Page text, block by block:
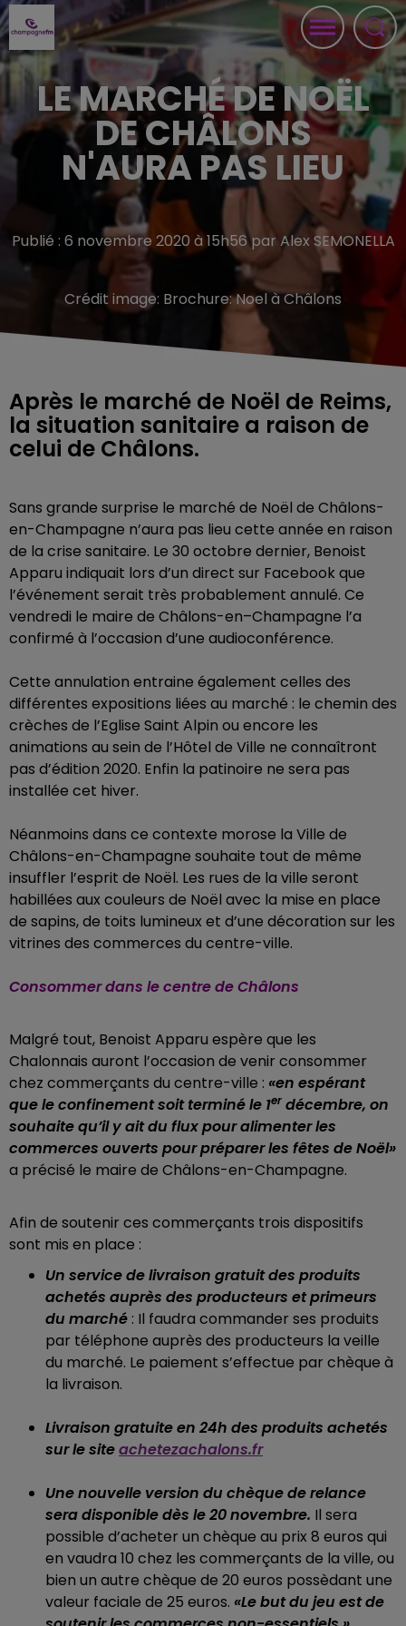
LE MARCHÉ DE NOËL
DE CHÂLONS
N'AURA PAS LIEU
Publié : 6 novembre 2020 à 15h56 par Alex SEMONELLA
Crédit image: Brochure: Noel à Châlons
Après le marché de Noël de Reims,
la situation sanitaire a raison de
celui de Châlons.
Sans grande surprise le marché de Noël de Châlons-
en-Champagne n’aura pas lieu cette année en raison
de la crise sanitaire. Le 30 octobre dernier, Benoist
Apparu indiquait lors d’un direct sur Facebook que
l’événement serait très probablement annulé. Ce
vendredi le maire de Châlons-en–Champagne l’a
confirmé à l’occasion d’une audioconférence.
Cette annulation entraine également celles des
différentes expositions liées au marché : le chemin des
crèches de l’Eglise Saint Alpin ou encore les
animations au sein de l’Hôtel de Ville ne connaîtront
pas d’édition 2020. Enfin la patinoire ne sera pas
installée cet hiver.
Néanmoins dans ce contexte morose la Ville de
Châlons-en-Champagne souhaite tout de même
insuffler l’esprit de Noël. Les rues de la ville seront
habillées aux couleurs de Noël avec la mise en place
de sapins, de toits lumineux et d’une décoration sur les
vitrines des commerces du centre-ville.
Consommer dans le centre de Châlons
Malgré tout, Benoist Apparu espère que les
Chalonnais auront l’occasion de venir consommer
chez commerçants du centre-ville : «en espérant
que le confinement soit terminé le 1er décembre, on
souhaite qu’il y ait du flux pour alimenter les
commerces ouverts pour préparer les fêtes de Noël»
a précisé le maire de Châlons-en-Champagne.
Afin de soutenir ces commerçants trois dispositifs
sont mis en place :
Un service de livraison gratuit des produits
achetés auprès des producteurs et primeurs
du marché : Il faudra commander ses produits
par téléphone auprès des producteurs la veille
du marché. Le paiement s’effectue par chèque à
la livraison.
Livraison gratuite en 24h des produits achetés
sur le siteachetezachalons.fr
Une nouvelle version du chèque de relance
sera disponible dès le 20 novembre. Il sera
possible d’acheter un chèque au prix 8 euros qui
en vaudra 10 chez les commerçants de la ville, ou
bien un autre chèque de 20 euros possèdant une
valeur faciale de 25 euros. «Le but du jeu est de